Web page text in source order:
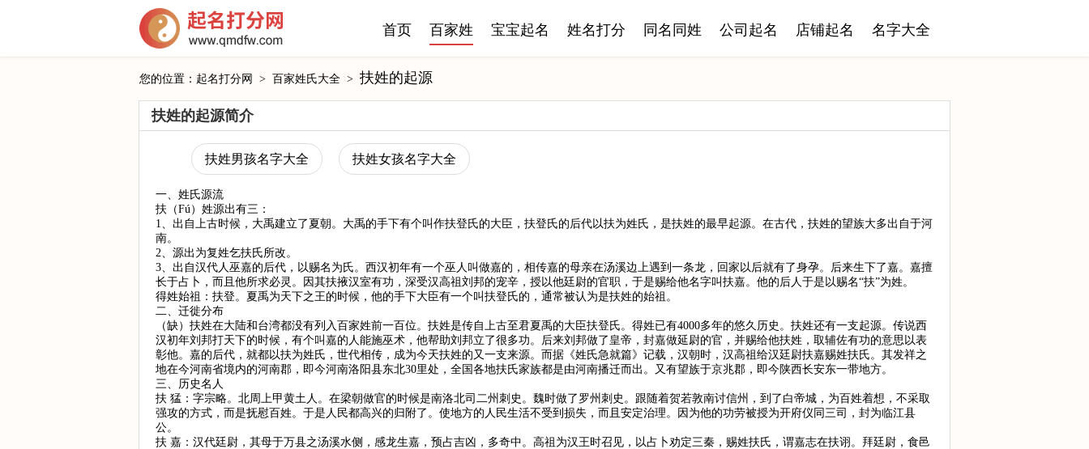
首页 百家姓 宝宝起名 姓名打分 同名同姓 公司起名 店铺起名 名字大全
您的位置： 起名打分网 > 百家姓氏大全 > 扶姓的起源
扶姓的起源简介
扶姓男孩名字大全 扶姓女孩名字大全
一、姓氏源流
扶（Fú）姓源出有三：
1、出自上古时候，大禹建立了夏朝。大禹的手下有个叫作扶登氏的大臣，扶登氏的后代以扶为姓氏，是扶姓的最早起源。在古代，扶姓的望族大多出自于河
南。
2、源出为复姓乞扶氏所改。
3、出自汉代人巫嘉的后代，以赐名为氏。西汉初年有一个巫人叫做嘉的，相传嘉的母亲在汤溪边上遇到一条龙，回家以后就有了身孕。后来生下了嘉。嘉擅
长于占卜，而且他所求必灵。因其扶掖汉室有功，深受汉高祖刘邦的宠辛，授以他廷尉的官职，于是赐给他名字叫扶嘉。他的后人于是以赐名“扶”为姓。
得姓始祖：扶登。夏禹为天下之王的时候，他的手下大臣有一个叫扶登氏的，通常被认为是扶姓的始祖。
二、迁徙分布
（缺）扶姓在大陆和台湾都没有列入百家姓前一百位。扶姓是传自上古至君夏禹的大臣扶登氏。得姓已有4000多年的悠久历史。扶姓还有一支起源。传说西
汉初年刘邦打天下的时候，有个叫嘉的人能施巫术，他帮助刘邦立了很多功。后来刘邦做了皇帝，封嘉做延尉的官，并赐给他扶姓，取辅佐有功的意思以表
彰他。嘉的后代，就都以扶为姓氏，世代相传，成为今天扶姓的又一支来源。而据《姓氏急就篇》记载，汉朝时，汉高祖给汉廷尉扶嘉赐姓扶氏。其发祥之
地在今河南省境内的河南郡，即今河南洛阳县东北30里处，全国各地扶氏家族都是由河南播迁而出。又有望族于京兆郡，即今陕西长安东一带地方。
三、历史名人
扶 猛：字宗略。北周上甲黄土人。在梁朝做官的时候是南洛北司二州刺史。魏时做了罗州刺史。跟随着贺若敦南讨信州，到了白帝城，为百姓着想，不采取
强攻的方式，而是抚慰百姓。于是人民都高兴的归附了。使地方的人民生活不受到损失，而且安定治理。因为他的功劳被授为开府仪同三司，封为临江县
公。
扶 嘉：汉代廷尉，其母于万县之汤溪水侧，感龙生嘉，预占吉凶，多奇中。高祖为汉王时召见，以占卜劝定三秦，赐姓扶氏，谓嘉志在扶诩。拜廷尉，食邑